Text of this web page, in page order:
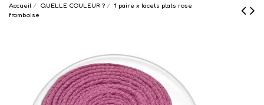
Accueil QUELLE COULEUR ?
1 paire x lacets plats rose
framboise